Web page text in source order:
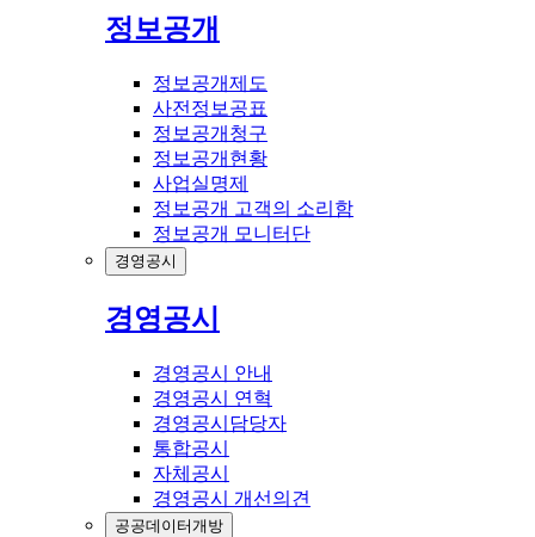
정보공개
정보공개제도
사전정보공표
정보공개청구
정보공개현황
사업실명제
정보공개 고객의 소리함
정보공개 모니터단
경영공시
경영공시
경영공시 안내
경영공시 연혁
경영공시담당자
통합공시
자체공시
경영공시 개선의견
공공데이터개방